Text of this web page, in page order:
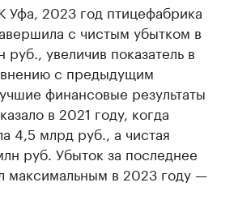
Уфа, 2023 год птицефабрика
с чистым убытком в
увеличив показатель в
с предыдущим
финансовые результаты
в 2021 году, когда
4,5 млрд руб., а чистая
руб. Убыток за последнее
максимальным в 2023 году —